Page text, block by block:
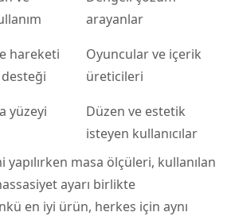
arayanlar
hareketi
Oyuncular ve içerik
üreticileri
yüzeyi
Düzen ve estetik
isteyen kullanıcılar
masa ölçüleri, kullanılan
ayarı birlikte
en iyi ürün, herkes için aynı